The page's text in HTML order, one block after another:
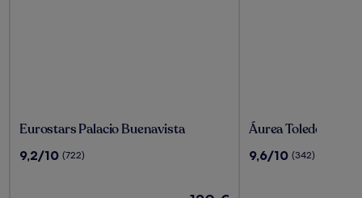
Eurostars
Buenavista
Eurostars Palacio Buenavista
9.2
9,2/10 (722)
Áurea
Áurea Toledo
9.6
9,6/10 (342)